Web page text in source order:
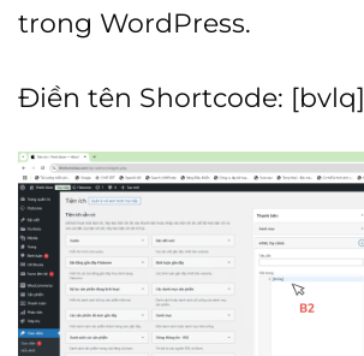
trong WordPress.
Điền tên Shortcode: [bvlq]